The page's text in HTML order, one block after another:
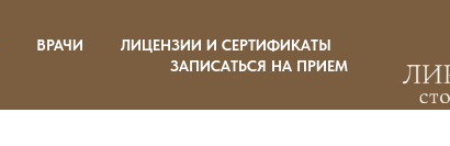
ВРАЧИ
ЛИЦЕНЗИИ И СЕРТИФИКАТЫ
ЗАПИСАТЬСЯ НА ПРИЕМ